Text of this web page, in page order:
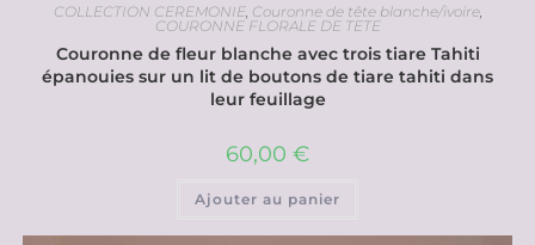
COLLECTION CEREMONIE, Couronne de tête blanche/ivoire,
COURONNE FLORALE DE TETE
Couronne de fleur blanche avec trois tiare Tahiti
épanouies sur un lit de boutons de tiare tahiti dans
leur feuillage
60,00 €
Ajouter au panier